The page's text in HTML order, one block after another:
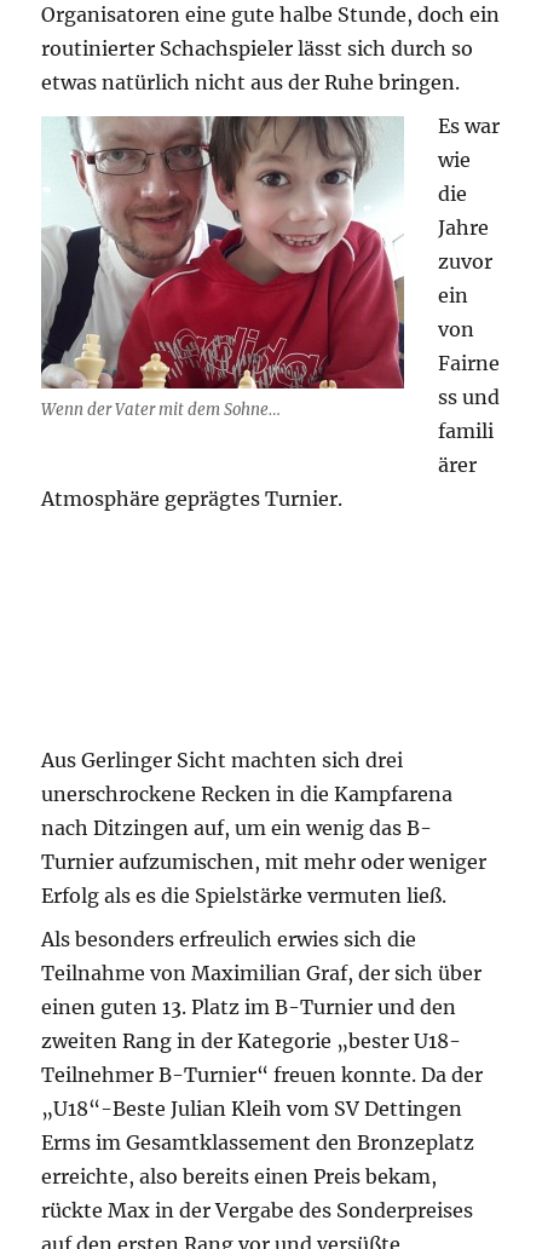
Organisatoren eine gute halbe Stunde, doch ein
routinierter Schachspieler lässt sich durch so
etwas natürlich nicht aus der Ruhe bringen.
Wenn der Vater mit dem Sohne…
Es war
wie
die
Jahre
zuvor
ein
von
Fairne
ss und
famili
ärer
Atmosphäre geprägtes Turnier.
Aus Gerlinger Sicht machten sich drei
unerschrockene Recken in die Kampfarena
nach Ditzingen auf, um ein wenig das B-
Turnier aufzumischen, mit mehr oder weniger
Erfolg als es die Spielstärke vermuten ließ.
Als besonders erfreulich erwies sich die
Teilnahme von Maximilian Graf, der sich über
einen guten 13. Platz im B-Turnier und den
zweiten Rang in der Kategorie „bester U18-
Teilnehmer B-Turnier“ freuen konnte. Da der
„U18“-Beste Julian Kleih vom SV Dettingen
Erms im Gesamtklassement den Bronzeplatz
erreichte, also bereits einen Preis bekam,
rückte Max in der Vergabe des Sonderpreises
auf den ersten Rang vor und versüßte